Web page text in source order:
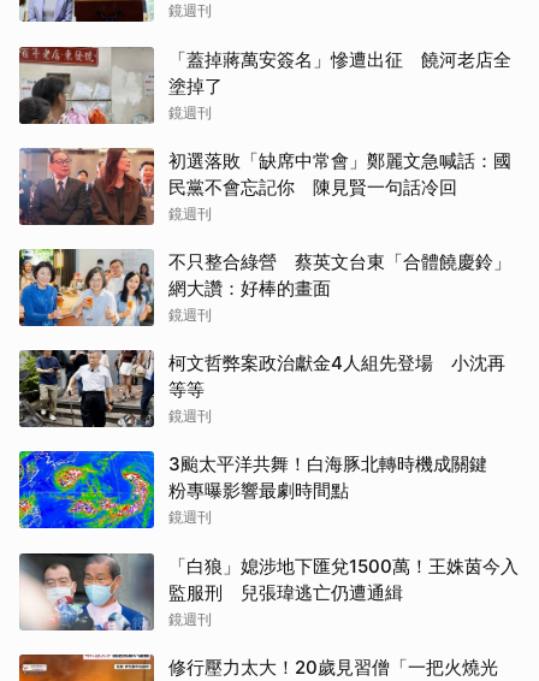
鏡週刊
「蓋掉蔣萬安簽名」慘遭出征 饒河老店全
塗掉了
鏡週刊
初選落敗「缺席中常會」鄭麗文急喊話：國
民黨不會忘記你 陳見賢一句話冷回
鏡週刊
不只整合綠營 蔡英文台東「合體饒慶鈴」
網大讚：好棒的畫面
鏡週刊
柯文哲弊案政治獻金4人組先登場 小沈再
等等
鏡週刊
3颱太平洋共舞！白海豚北轉時機成關鍵
粉專曝影響最劇時間點
鏡週刊
「白狼」媳涉地下匯兌1500萬！王姝茵今入
監服刑 兒張瑋逃亡仍遭通緝
鏡週刊
修行壓力太大！20歲見習僧「一把火燒光